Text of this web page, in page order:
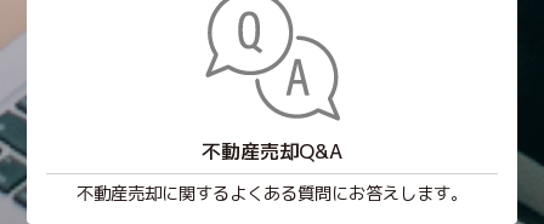
不動産売却Q&A
不動産売却に関するよくある質問にお答えします。